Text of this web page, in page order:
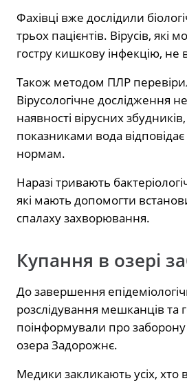
Фахівці вже дослідили
трьох пацієнтів. Вірусів, які
гостру кишкову інфекцію, не
Також методом ПЛР
Вірусологічне дослідження
наявності вірусних
показниками вода
нормам.
Наразі тривають
які мають допомогти
спалаху захворювання.
Купання в озері
До завершення
розслідування мешканців та
поінформували про заборону
озера Задорожнє.
Медики закликають усіх, хто